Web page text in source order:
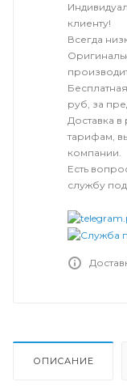
клиенту!
Всегда
руб, за
Доставка в
тарифам,
компании.
Есть
службу
ОПИСАНИЕ